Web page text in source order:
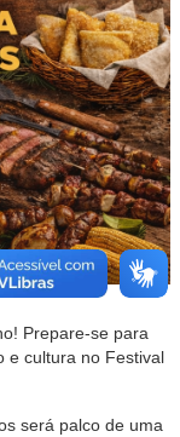
Prepare-se para
e cultura no Festival
será palco de uma